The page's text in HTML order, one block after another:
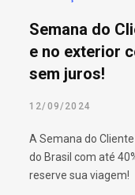
Semana do
e no exterior
sem juros!
12/09/2024
A Semana do
do Brasil com até
reserve sua viagem!